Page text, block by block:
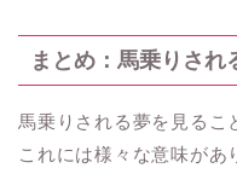
まとめ：馬乗りされ
馬乗りされる夢を見るこ
これには様々な意味があ